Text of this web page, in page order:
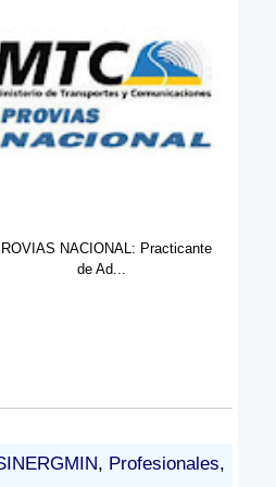
NACIONAL: Practicante
de Ad...
, Profesionales,